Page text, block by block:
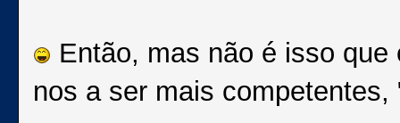
Então, mas não é isso
nos a ser mais competentes,